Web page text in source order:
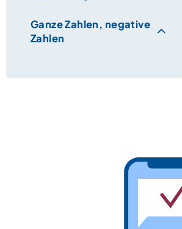
Ganze Zahlen, negative
Zahlen